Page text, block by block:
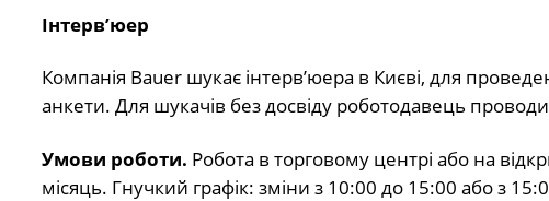
Інтерв’юер
Компанія Bauer шукає інтерв’юера в Києві, для
анкети. Для шукачів без досвіду роботодавець
Умови роботи. Робота в торговому центрі або на
місяць. Гнучкий графік: зміни з 10:00 до 15:00 або з